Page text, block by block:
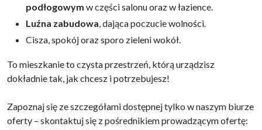
podłogowym w części salonu oraz w łazience.
Luźna zabudowa , dająca poczucie wolności.
Cisza, spokój oraz sporo zieleni wokół.
To mieszkanie to czysta przestrzeń, którą urządzisz
dokładnie tak, jak chcesz i potrzebujesz!
Zapoznaj się ze szczegółami dostępnej tylko w naszym biurze
oferty – skontaktuj się z pośrednikiem prowadzącym ofertę: